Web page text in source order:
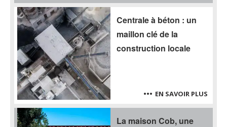
Centrale à béton : un
maillon clé de la
construction locale
EN SAVOIR PLUS
La maison Cob, une